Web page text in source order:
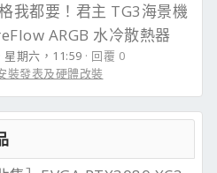
我都要！君主 TG3海景機
ARGB 水冷散熱器
星期六，11:59
回覆 0
裝發表及硬體改裝